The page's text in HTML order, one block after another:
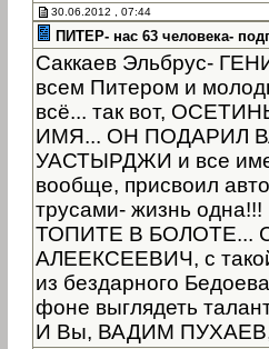
30.06.2012 , 07:44
ПИТЕР- нас 63 человека-
Саккаев Эльбрус-
всем Питером и
всё... так вот,
ИМЯ... ОН ПОДАРИЛ
УАСТЫРДЖИ и все
вообще, присвоил
трусами- жизнь
ТОПИТЕ В БОЛОТЕ...
АЛЕЕКСЕЕВИЧ, с такой
из бездарного
фоне выглядеть
И Вы, ВАДИМ ПУХАЕВ,